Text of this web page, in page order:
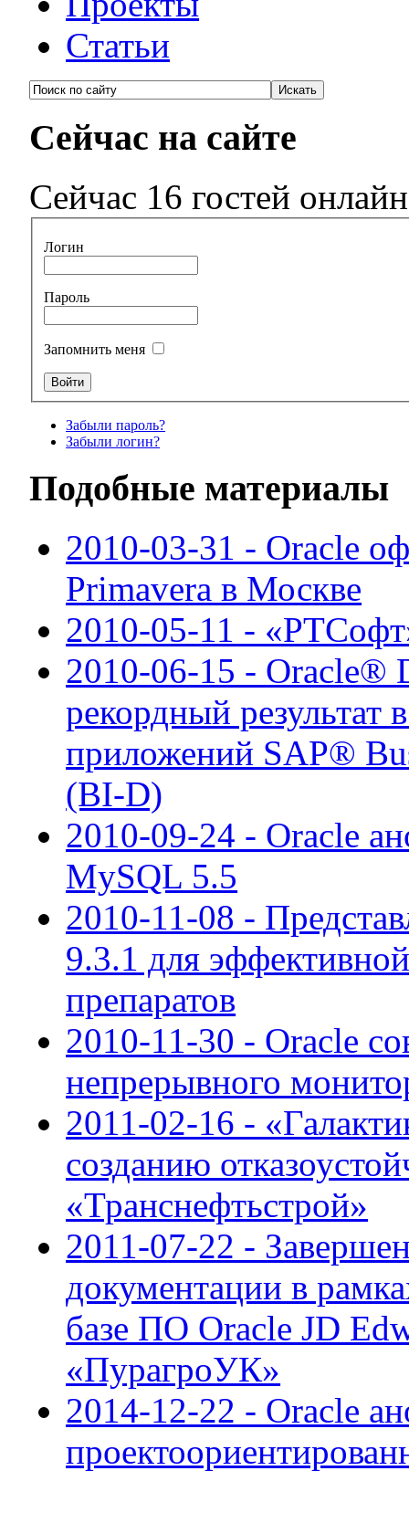
Статьи
Сейчас на сайте
Сейчас 16 гостей онлайн
Логин
Пароль
Запомнить меня
Забыли пароль?
Забыли логин?
Подобные материалы
2010-03-31 - Oracle
Primavera в Москве
2010-05-11 -
2010-06-15 - Oracle®
рекордный результат
приложений SAP®
(BI-D)
2010-09-24 - Oracle
MySQL 5.5
2010-11-08 -
9.3.1 для
препаратов
2010-11-30 - Oracle
непрерывного
2011-02-16 -
созданию
«Транснефтьстрой»
2011-07-22 -
документации в
базе ПО Oracle JD
«ПурагроУК»
2014-12-22 - Oracle